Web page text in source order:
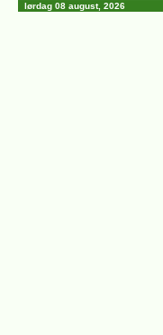
lørdag 08 august, 2026